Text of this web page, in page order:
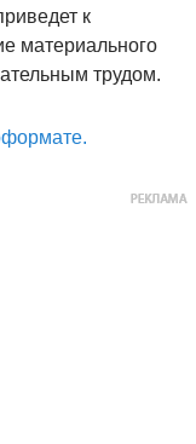
к
материального
трудом.